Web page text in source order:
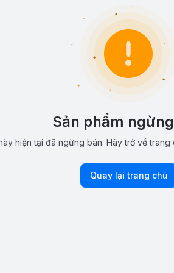
Sản phẩm
hiện tại đã ngừng bán. Hãy trở về
Quay lại trang chủ